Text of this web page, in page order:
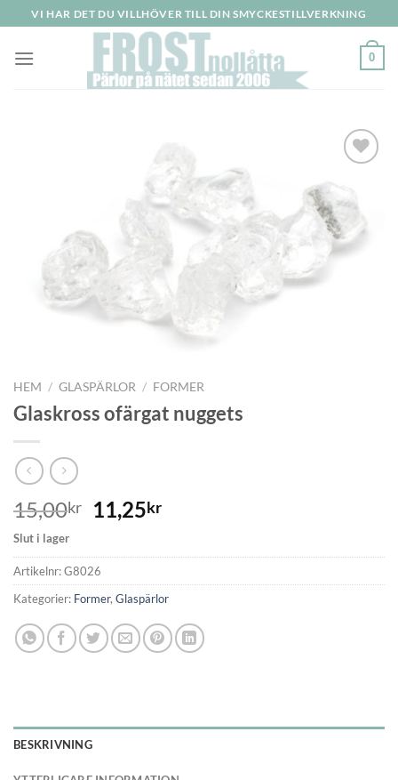
to
content
VI HAR DET DU VILLHÖVER TILL DIN SMYCKESTILLVERKNING
0
HEM / GLASPÄRLOR / FORMER
Glaskross ofärgat nuggets
15,00kr 11,25kr
Slut i lager
Artikelnr:G8026
Kategorier: Former, Glaspärlor
BESKRIVNING